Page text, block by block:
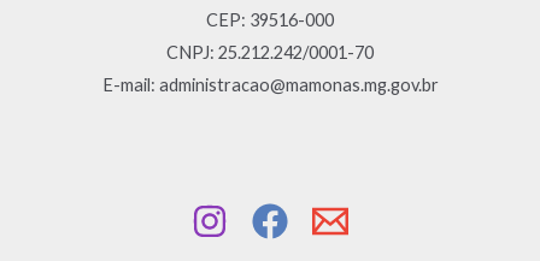
CEP: 39516-000
CNPJ: 25.212.242/0001-70
E-mail: administracao@mamonas.mg.gov.br